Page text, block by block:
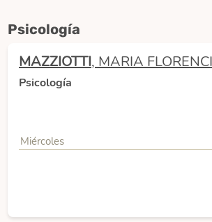
Psicología
MAZZIOTTI, MARIA
Psicología
Miércoles